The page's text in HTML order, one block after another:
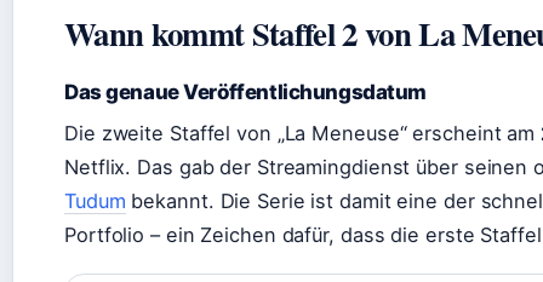
Wann kommt Staffel 2 von La
Das genaue Veröffentlichungsdatum
Die zweite Staffel von „La Meneuse“ erscheint am
Netflix. Das gab der Streamingdienst über seinen
Tudum bekannt. Die Serie ist damit eine der
Portfolio – ein Zeichen dafür, dass die erste